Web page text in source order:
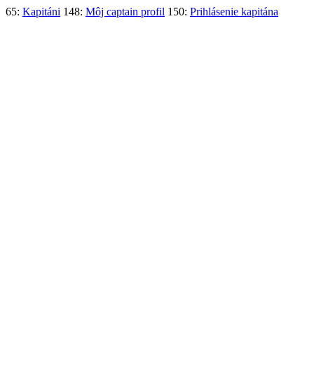
65: Kapitáni 148: Môj captain profil 150: Prihlásenie kapitána